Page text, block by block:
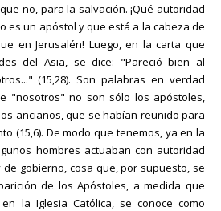
no, para la salvación. ¡Qué autoridad
es un apóstol y que está a la cabeza de
en Jerusalén! Luego, en la carta que
del Asia, se dice: "Pareció bien al
(15,28). Son palabras en verdad
"nosotros" no son sólo los apóstoles,
ancianos, que se habían reunido para
(15,6). De modo que tenemos, ya en la
hombres actuaban con autoridad
gobierno, cosa que, por supuesto, se
de los Apóstoles, a medida que
la Iglesia Católica, se conoce como